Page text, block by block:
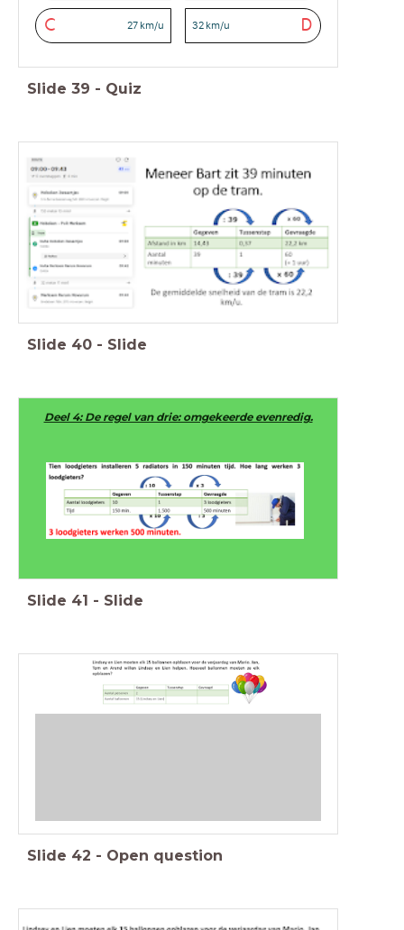
C 27 km/u D
32 km/u
Slide 39 - Quiz
Slide 40 - Slide
Deel 4: De regel van drie: omgekeerde evenredig.
Slide 41 - Slide
Slide 42 - Open question